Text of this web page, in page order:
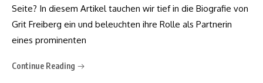
Seite? In diesem Artikel tauchen wir tief in die Biografie von
Grit Freiberg ein und beleuchten ihre Rolle als Partnerin
eines prominenten
Continue Reading